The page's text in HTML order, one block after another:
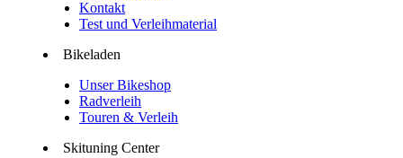
Kontakt
Test und Verleihmaterial
Bikeladen
Unser Bikeshop
Radverleih
Touren & Verleih
Skituning Center